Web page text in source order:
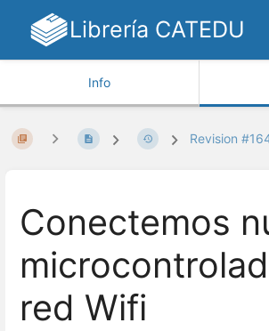
Librería CATEDU
Info
Revision
Conectemos
red Wifi